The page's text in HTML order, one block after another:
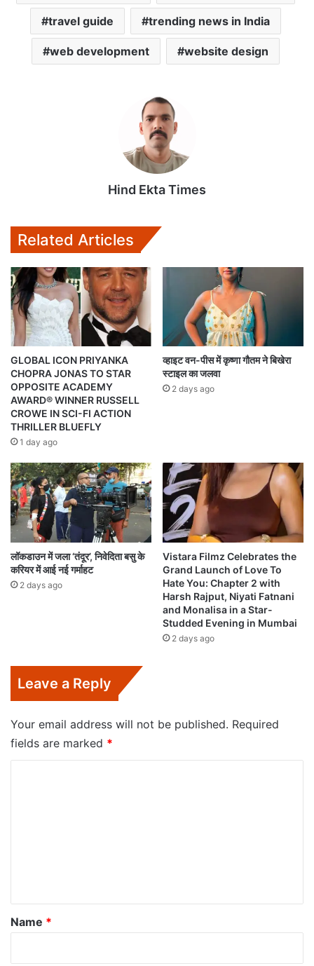
travel guide trending news in India
web development website design
Hind Ekta Times
Related Articles
GLOBAL ICON PRIYANKA
CHOPRA JONAS TO STAR
OPPOSITE ACADEMY
AWARD® WINNER RUSSELL
CROWE IN SCI-FI ACTION
THRILLER BLUEFLY
1 day ago
व्हाइट वन-पीस में कृष्णा गौतम ने बिखेरा
स्टाइल का जलवा
2 days ago
लॉकडाउन में जला ‘तंदूर’, निवेदिता बसु के
करियर में आई नई गर्माहट
2 days ago
Vistara Filmz Celebrates the
Grand Launch of Love To
Hate You: Chapter 2 with
Harsh Rajput, Niyati Fatnani
and Monalisa in a Star-
Studded Evening in Mumbai
2 days ago
Leave a Reply
Your email address will not be published. Required
fields are marked *
*
Name *